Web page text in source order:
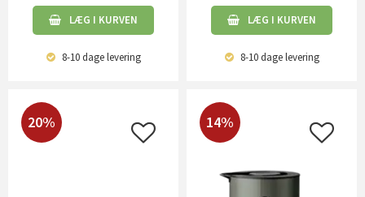
LÆG I KURVEN
8-10 dagelevering
LÆG I KURVEN
8-10 dagelevering
20% 14%